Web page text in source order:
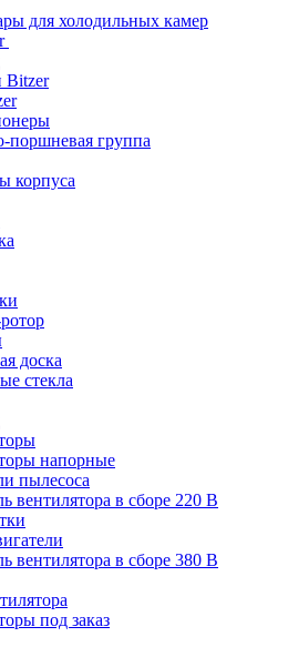
для холодильных камер
Bitzer
поршневая группа
корпуса
доска
стекла
напорные
пылесоса
вентилятора в сборе 220 В
вентилятора в сборе 380 В
под заказ